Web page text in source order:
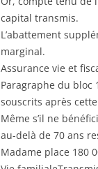
capital transmis.
L’abattement
marginal.
Assurance vie et
Paragraphe du bloc
souscrits après
Même s’il ne
au-delà de 70 ans
Madame place 180